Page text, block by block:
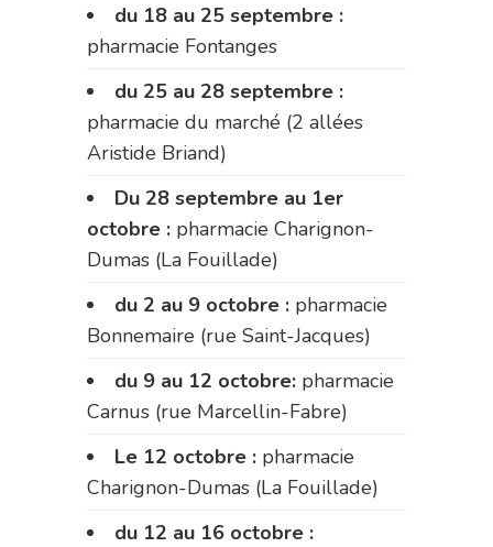
du 18 au 25 septembre :
pharmacie Fontanges
du 25 au 28 septembre :
pharmacie du marché (2 allées
Aristide Briand)
Du 28 septembre au 1er
octobre : pharmacie Charignon-
Dumas (La Fouillade)
du 2 au 9 octobre : pharmacie
Bonnemaire (rue Saint-Jacques)
du 9 au 12 octobre: pharmacie
Carnus (rue Marcellin-Fabre)
Le 12 octobre : pharmacie
Charignon-Dumas (La Fouillade)
du 12 au 16 octobre :